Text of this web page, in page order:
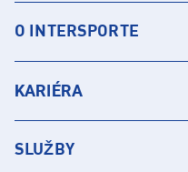
O INTERSPORTE
KARIÉRA
SLUŽBY